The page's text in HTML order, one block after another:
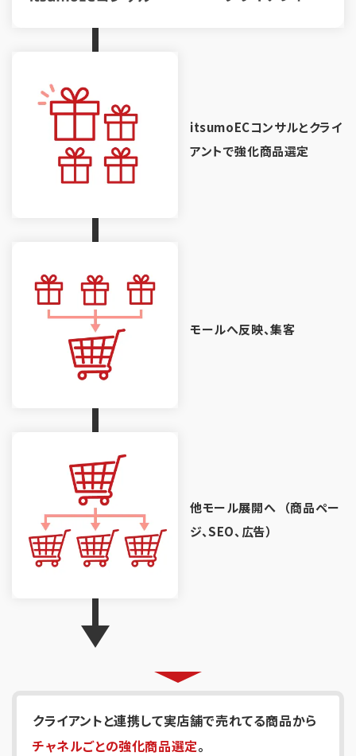
itsumoECコンサルとクライ
アントで強化商品選定
モールへ反映、集客
他モール展開へ
（商品ペー
ジ、SEO、広告）
クライアントと連携して実店舗で売れてる商品から
チャネルごとの強化商品選定。